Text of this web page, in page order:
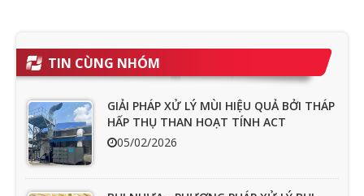
TIN CÙNG NHÓM
GIẢI PHÁP XỬ LÝ MÙI HIỆU QUẢ BỞI THÁP
HẤP THỤ THAN HOẠT TÍNH ACT
05/02/2026